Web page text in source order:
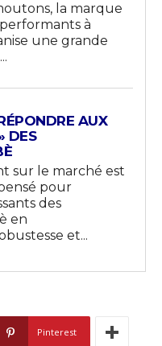
la marque
à
une grande
AUX
DES
sur le marché est
pour
des
en
et...
Pinterest